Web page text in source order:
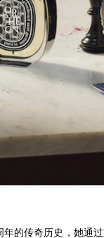
的传奇历史，她通